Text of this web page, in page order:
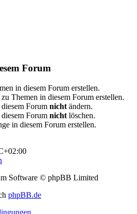
Forum
in diesem Forum erstellen.
Themen in diesem Forum erstellen.
Forum nicht ändern.
Forum nicht löschen.
in diesem Forum erstellen.
Software © phpBB Limited
phpBB.de